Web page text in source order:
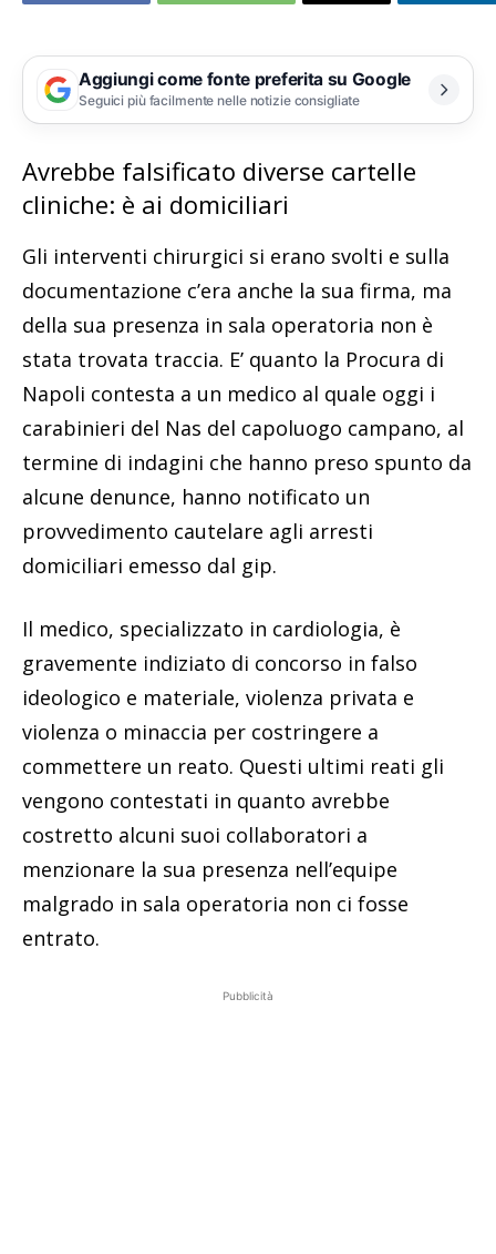
Aggiungi come fonte preferita su Google
Seguici più facilmente nelle notizie consigliate
Avrebbe falsificato diverse cartelle
cliniche: è ai domiciliari
Gli interventi chirurgici si erano svolti e sulla
documentazione c’era anche la sua firma, ma
della sua presenza in sala operatoria non è
stata trovata traccia. E’ quanto la Procura di
Napoli contesta a un medico al quale oggi i
carabinieri del Nas del capoluogo campano, al
termine di indagini che hanno preso spunto da
alcune denunce, hanno notificato un
provvedimento cautelare agli arresti
domiciliari emesso dal gip.
Il medico, specializzato in cardiologia, è
gravemente indiziato di concorso in falso
ideologico e materiale, violenza privata e
violenza o minaccia per costringere a
commettere un reato. Questi ultimi reati gli
vengono contestati in quanto avrebbe
costretto alcuni suoi collaboratori a
menzionare la sua presenza nell’equipe
malgrado in sala operatoria non ci fosse
entrato.
Pubblicità